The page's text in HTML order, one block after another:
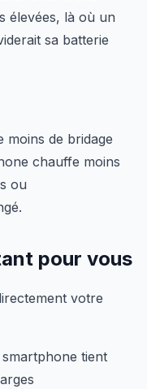
élevées, là où un
sa batterie
moins de bridage
chauffe moins
ou
pour vous
votre
tient